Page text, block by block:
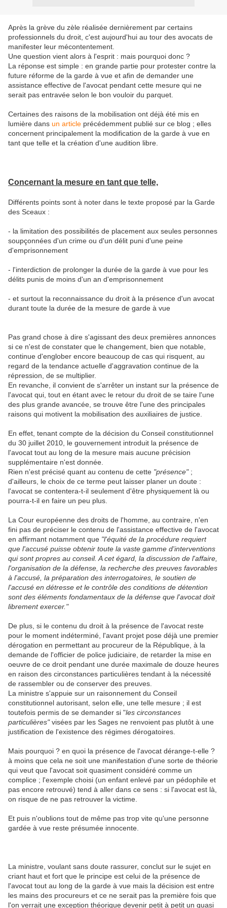
Après la grève du zèle réalisée dernièrement par certains
professionnels du droit, c'est aujourd'hui au tour des avocats de
manifester leur mécontentement.
Une question vient alors à l'esprit : mais pourquoi donc ?
La réponse est simple : en grande partie pour protester contre la
future réforme de la garde à vue et afin de demander une
assistance effective de l'avocat pendant cette mesure qui ne
serait pas entravée selon le bon vouloir du parquet.
Certaines des raisons de la mobilisation ont déjà été mis en
lumière dans un article précédemment publié sur ce blog ; elles
concernent principalement la modification de la garde à vue en
tant que telle et la création d'une audition libre.
Concernant la mesure en tant que telle,
Différents points sont à noter dans le texte proposé par la Garde
des Sceaux :
- la limitation des possibilités de placement aux seules personnes
soupçonnées d'un crime ou d'un délit puni d'une peine
d'emprisonnement
- l'interdiction de prolonger la durée de la garde à vue pour les
délits punis de moins d'un an d'emprisonnement
- et surtout la reconnaissance du droit à la présence d'un avocat
durant toute la durée de la mesure de garde à vue
Pas grand chose à dire s'agissant des deux premières annonces
si ce n'est de constater que le changement, bien que notable,
continue d'englober encore beaucoup de cas qui risquent, au
regard de la tendance actuelle d'aggravation continue de la
répression, de se multiplier.
En revanche, il convient de s'arrêter un instant sur la présence de
l'avocat qui, tout en étant avec le retour du droit de se taire l'une
des plus grande avancée, se trouve être l'une des principales
raisons qui motivent la mobilisation des auxiliaires de justice.
En effet, tenant compte de la décision du Conseil constitutionnel
du 30 juillet 2010, le gouvernement introduit la présence de
l'avocat tout au long de la mesure mais aucune précision
supplémentaire n'est donnée.
Rien n'est précisé quant au contenu de cette "présence";
d'ailleurs, le choix de ce terme peut laisser planer un doute :
l'avocat se contentera-t-il seulement d'être physiquement là ou
pourra-t-il en faire un peu plus.
La Cour européenne des droits de l'homme, au contraire, n'en
fini pas de préciser le contenu de l'assistance effective de l'avocat
en affirmant notamment que "l'équité de la procédure requiert
que l'accusé puisse obtenir toute la vaste gamme d'interventions
qui sont propres au conseil. A cet égard, la discussion de l'affaire,
l'organisation de la défense, la recherche des preuves favorables
à l'accusé, la préparation des interrogatoires, le soutien de
l'accusé en détresse et le contrôle des conditions de détention
sont des éléments fondamentaux de la défense que l'avocat doit
librement exercer."
De plus, si le contenu du droit à la présence de l'avocat reste
pour le moment indéterminé, l'avant projet pose déjà une premier
dérogation en permettant au procureur de la République, à la
demande de l'officier de police judiciaire, de retarder la mise en
oeuvre de ce droit pendant une durée maximale de douze heures
en raison des circonstances particulières tendant à la nécessité
de rassembler ou de conserver des preuves.
La ministre s'appuie sur un raisonnement du Conseil
constitutionnel autorisant, selon elle, une telle mesure ; il est
toutefois permis de se demander si "les circonstances
particulières"visées par les Sages ne renvoient pas plutôt à une
justification de l'existence des régimes dérogatoires.
Mais pourquoi ? en quoi la présence de l'avocat dérange-t-elle ?
à moins que cela ne soit une manifestation d'une sorte de théorie
qui veut que l'avocat soit quasiment considéré comme un
complice ; l'exemple choisi (un enfant enlevé par un pédophile et
pas encore retrouvé) tend à aller dans ce sens : si l'avocat est là,
on risque de ne pas retrouver la victime.
Et puis n'oublions tout de même pas trop vite qu'une personne
gardée à vue reste présumée innocente.
La ministre, voulant sans doute rassurer, conclut sur le sujet en
criant haut et fort que le principe est celui de la présence de
l'avocat tout au long de la garde à vue mais la décision est entre
les mains des procureurs et ce ne serait pas la première fois que
l'on verrait une exception théorique devenir petit à petit un quasi